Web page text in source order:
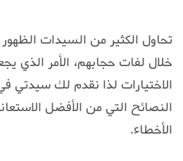
تحاول الكثير من السيدات
خلال لفات حجابهم، الأمر الذي
الاختيارات لذا نقدم لك سيدتي
النصائح التي من الأفضل
الأخطاء.